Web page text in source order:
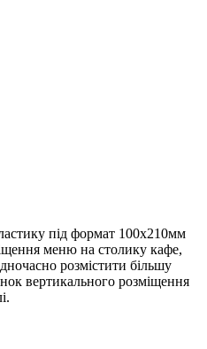
під формат 100х210мм
меню на столику кафе,
розмістити більшу
вертикального розміщення